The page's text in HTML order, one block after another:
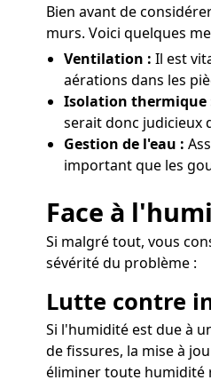
Bien avant de
murs. Voici quelques
Ventilation : Il est
aérations dans les
Isolation thermique
serait donc judicieux
Gestion de l'eau :
important que les
Face à
Si malgré tout, vous
sévérité du problème :
Lutte contre
Si l'humidité est due à
de fissures, la mise à
éliminer toute humidité